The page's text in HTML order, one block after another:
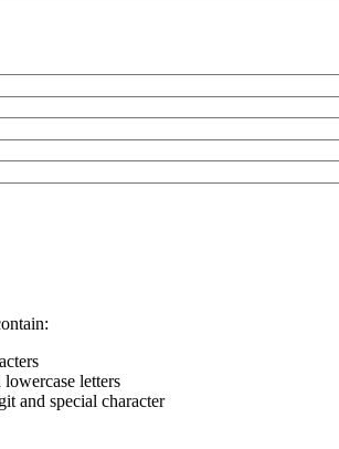
lowercase letters
and special character